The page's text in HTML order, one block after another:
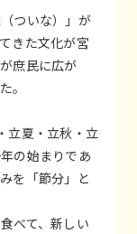
ついな）」が
きた文化が宮
庶民に広が
。
立夏・立秋・立
の始まりであ
を「節分」と
べて、新しい